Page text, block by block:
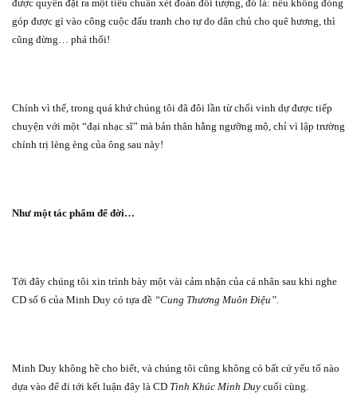
được quyền đặt ra một tiêu chuẩn xét đoán đối tượng, đó là: nếu không đóng
góp được gì vào công cuộc đấu tranh cho tự do dân chủ cho quê hương, thì
cũng đừng… phá thối!
Chính vì thế, trong quá khứ chúng tôi đã đôi lần từ chối vinh dự được tiếp
chuyện với một “đại nhạc sĩ” mà bản thân hằng ngưỡng mộ, chỉ vì lập trường
chính trị lèng èng của ông sau này!
Như một tác phẩm để đời…
Tới đây chúng tôi xin trình bày một vài cảm nhận của cá nhân sau khi nghe
CD số 6 của Minh Duy có tựa đề “Cung Thương Muôn Điệu”.
Minh Duy không hề cho biết, và chúng tôi cũng không có bất cứ yếu tố nào
dựa vào để đi tới kết luận đây là CD Tình Khúc Minh Duy cuối cùng.